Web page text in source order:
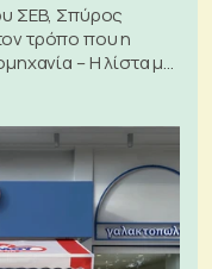
ΣΕΒ, Σπύρος
τρόπο που η
– Η λίστα με